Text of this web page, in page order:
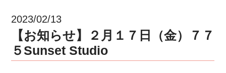
2023/02/13
【お知らせ】２月１７日（金）７７
５Sunset Studio